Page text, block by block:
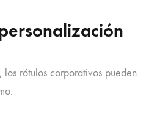
los rótulos corporativos pueden